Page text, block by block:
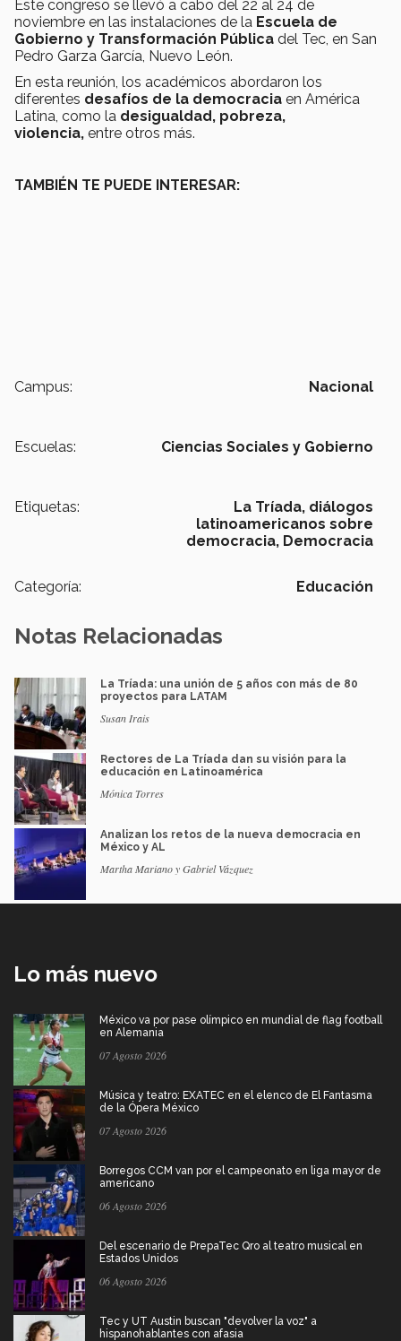
Este congreso se llevó a cabo del 22 al 24 de
noviembre en las instalaciones de la Escuela de
Gobierno y Transformación Pública del Tec, en San
Pedro Garza García, Nuevo León.
En esta reunión, los académicos abordaron los
diferentes desafíos de la democracia en América
Latina, como la desigualdad, pobreza,
violencia, entre otros más.
TAMBIÉN TE PUEDE INTERESAR:
Campus: Nacional
Escuelas: Ciencias Sociales y Gobierno
Etiquetas: La Tríada, diálogos
latinoamericanos sobre
democracia, Democracia
Categoría: Educación
Notas Relacionadas
La Tríada: una unión de 5 años con más de 80
proyectos para LATAM
Susan Irais
Rectores de La Tríada dan su visión para la
educación en Latinoamérica
Mónica Torres
Analizan los retos de la nueva democracia en
México y AL
Martha Mariano y Gabriel Vázquez
Lo más nuevo
México va por pase olímpico en mundial de flag football
en Alemania
07 Agosto 2026
Música y teatro: EXATEC en el elenco de El Fantasma
de la Ópera México
07 Agosto 2026
Borregos CCM van por el campeonato en liga mayor de
americano
06 Agosto 2026
Del escenario de PrepaTec Qro al teatro musical en
Estados Unidos
06 Agosto 2026
Tec y UT Austin buscan "devolver la voz" a
hispanohablantes con afasia